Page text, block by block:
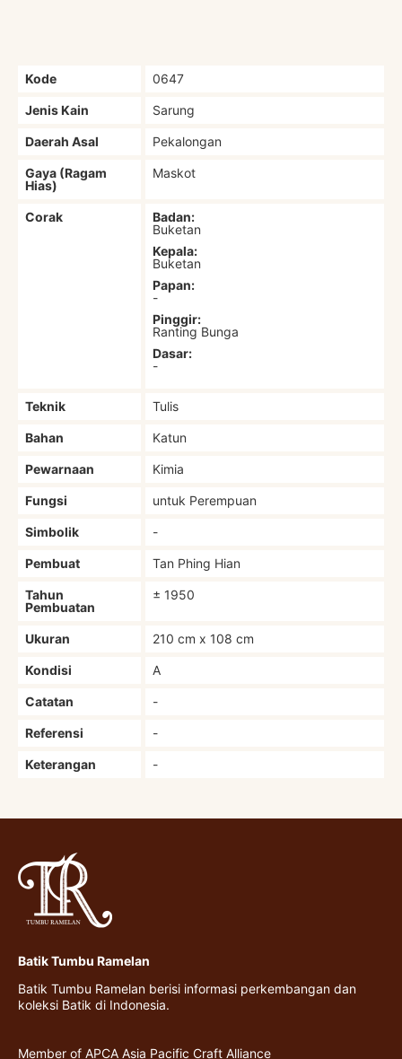
Kode 0647
Jenis Kain Sarung
Daerah Asal Pekalongan
Gaya (Ragam
Hias)
Maskot
Corak
Badan:
Buketan
Kepala:
Buketan
Papan:
-
Pinggir:
Ranting Bunga
Dasar:
-
Teknik Tulis
Bahan Katun
Pewarnaan Kimia
Fungsi untuk Perempuan
Simbolik -
Pembuat Tan Phing Hian
Tahun
Pembuatan
± 1950
Ukuran 210 cm x 108 cm
Kondisi A
Catatan -
Referensi -
Keterangan -
Batik Tumbu Ramelan
Batik Tumbu Ramelan berisi informasi perkembangan dan
koleksi Batik di Indonesia.
Member of APCA Asia Pacific Craft Alliance